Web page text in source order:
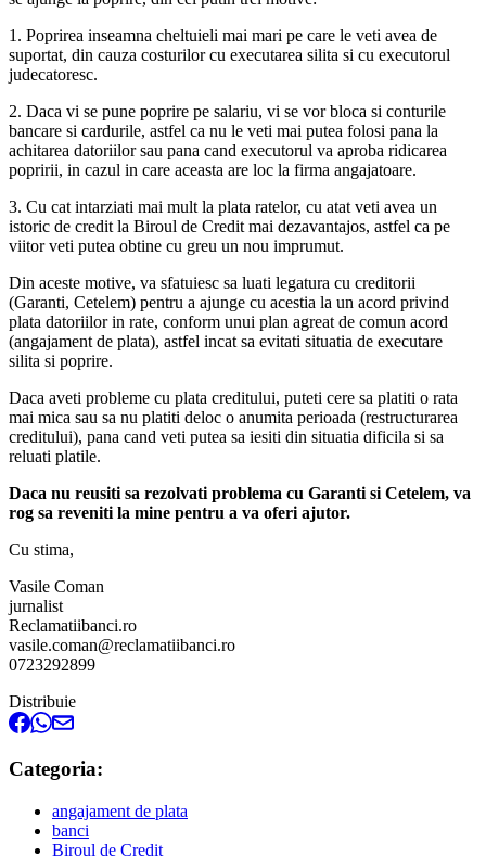
1. Poprirea inseamna cheltuieli mai mari pe care le veti avea de
suportat, din cauza costurilor cu executarea silita si cu executorul
judecatoresc.
2. Daca vi se pune poprire pe salariu, vi se vor bloca si conturile
bancare si cardurile, astfel ca nu le veti mai putea folosi pana la
achitarea datoriilor sau pana cand executorul va aproba ridicarea
popririi, in cazul in care aceasta are loc la firma angajatoare.
3. Cu cat intarziati mai mult la plata ratelor, cu atat veti avea un
istoric de credit la Biroul de Credit mai dezavantajos, astfel ca pe
viitor veti putea obtine cu greu un nou imprumut.
Din aceste motive, va sfatuiesc sa luati legatura cu creditorii
(Garanti, Cetelem) pentru a ajunge cu acestia la un acord privind
plata datoriilor in rate, conform unui plan agreat de comun acord
(angajament de plata), astfel incat sa evitati situatia de executare
silita si poprire.
Daca aveti probleme cu plata creditului, puteti cere sa platiti o rata
mai mica sau sa nu platiti deloc o anumita perioada (restructurarea
creditului), pana cand veti putea sa iesiti din situatia dificila si sa
reluati platile.
Daca nu reusiti sa rezolvati problema cu Garanti si Cetelem, va
rog sa reveniti la mine pentru a va oferi ajutor.
Cu stima,
Vasile Coman
jurnalist
Reclamatiibanci.ro
vasile.coman@reclamatiibanci.ro
0723292899
Distribuie
Categoria:
angajament de plata
banci
Biroul de Credit